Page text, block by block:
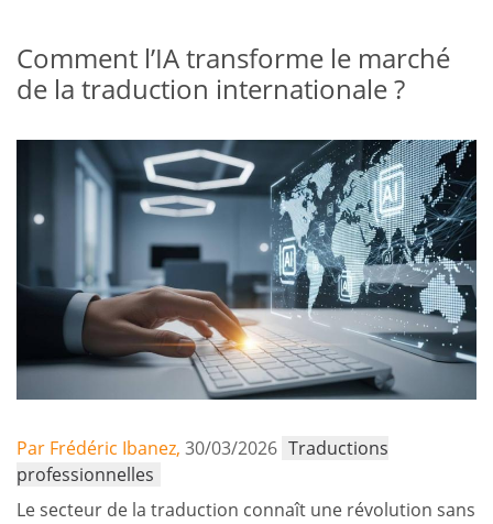
Comment l’IA transforme le marché
de la traduction internationale ?
Par Frédéric Ibanez, 30/03/2026 Traductions
professionnelles
Le secteur de la traduction connaît une révolution sans